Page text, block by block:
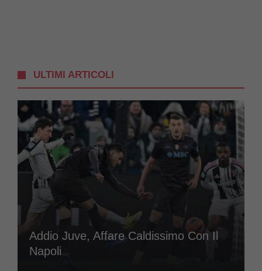
ULTIMI ARTICOLI
Addio Juve, Affare Caldissimo Con Il
Napoli